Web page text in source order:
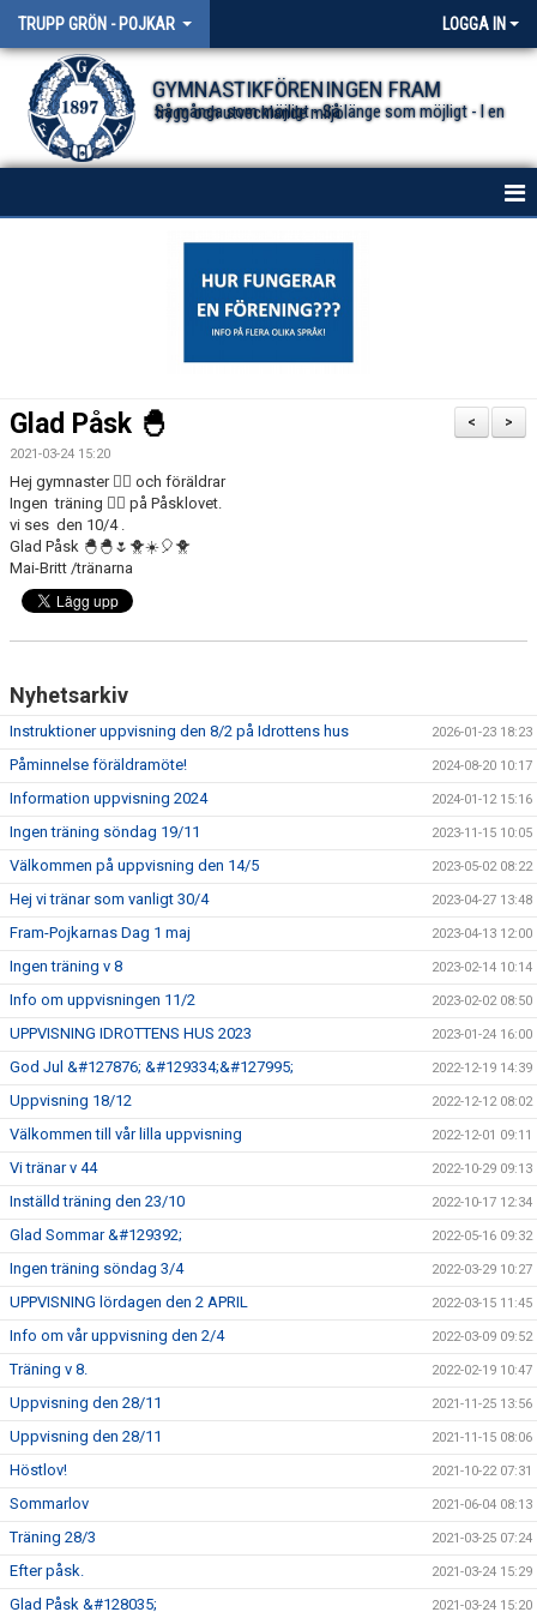
TRUPP GRÖN - POJKAR LOGGA IN
GYMNASTIKFÖRENINGEN FRAM
Så många som möjligt - Så länge som möjligt - I en trygg och utvecklande miljö.
BESTÄLLA FÖRENINGSKLÄDER
>
<
Glad Påsk 🐣
2021-03-24 15:20
Hej gymnaster 🤸‍♀️ och föräldrar
Ingen träning 🏋️‍♀️ på Påsklovet.
vi ses den 10/4 .
Glad Påsk 🐣🐣🌷🐥☀️🎈🐥
Mai-Britt /tränarna
Nyhetsarkiv
Instruktioner uppvisning den 8/2 på Idrottens hus 2026-01-23 18:23
Påminnelse föräldramöte! 2024-08-20 10:17
Information uppvisning 2024 2024-01-12 15:16
Ingen träning söndag 19/11 2023-11-15 10:05
Välkommen på uppvisning den 14/5 2023-05-02 08:22
Hej vi tränar som vanligt 30/4 2023-04-27 13:48
Fram-Pojkarnas Dag 1 maj 2023-04-13 12:00
Ingen träning v 8 2023-02-14 10:14
Info om uppvisningen 11/2 2023-02-02 08:50
UPPVISNING IDROTTENS HUS 2023 2023-01-24 16:00
God Jul &#127876; &#129334;&#127995; 2022-12-19 14:39
Uppvisning 18/12 2022-12-12 08:02
Välkommen till vår lilla uppvisning 2022-12-01 09:11
Vi tränar v 44 2022-10-29 09:13
Inställd träning den 23/10 2022-10-17 12:34
Glad Sommar &#129392; 2022-05-16 09:32
Ingen träning söndag 3/4 2022-03-29 10:27
UPPVISNING lördagen den 2 APRIL 2022-03-15 11:45
Info om vår uppvisning den 2/4 2022-03-09 09:52
Träning v 8. 2022-02-19 10:47
Uppvisning den 28/11 2021-11-25 13:56
Uppvisning den 28/11 2021-11-15 08:06
Höstlov! 2021-10-22 07:31
Sommarlov 2021-06-04 08:13
Träning 28/3 2021-03-25 07:24
Efter påsk. 2021-03-24 15:29
Glad Påsk &#128035; 2021-03-24 15:20